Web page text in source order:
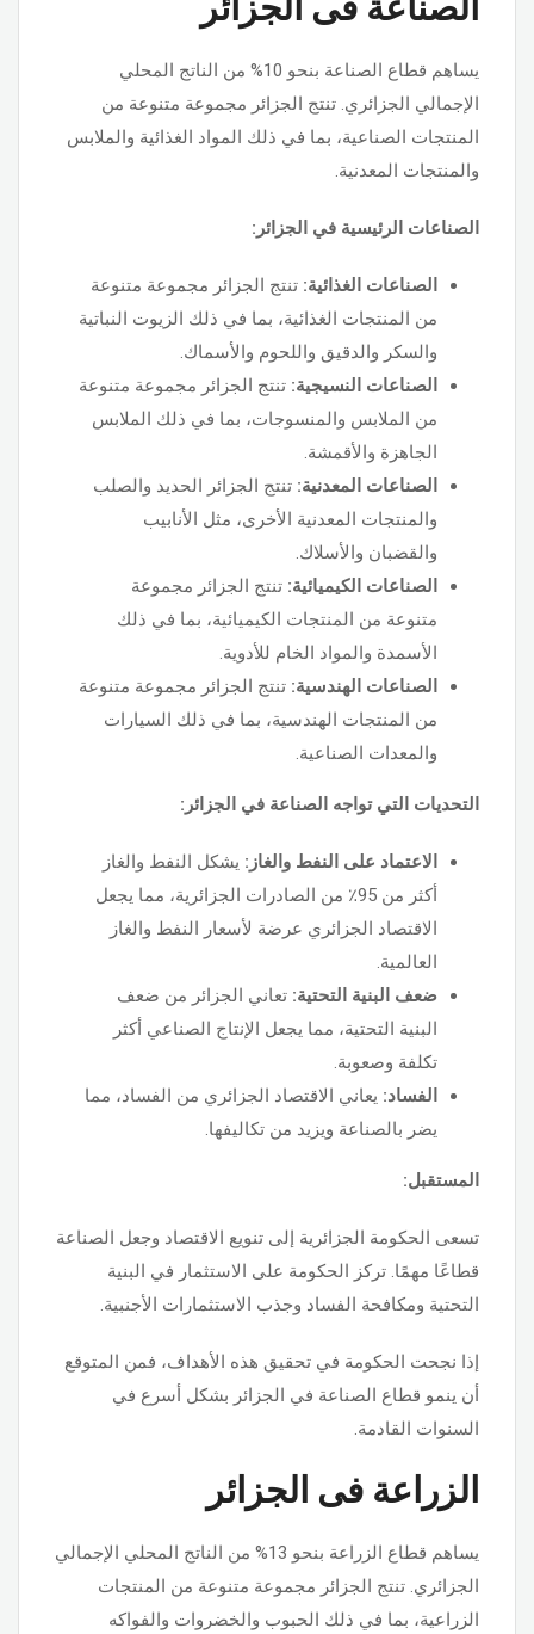
يساهم قطاع الصناعة بنحو 10% من الناتج المحلي
الإجمالي الجزائري. تنتج الجزائر مجموعة متنوعة من
المنتجات الصناعية، بما في ذلك المواد الغذائية والملابس
والمنتجات المعدنية.
الصناعات الرئيسية في الجزائر:
الصناعات الغذائية: تنتج الجزائر مجموعة متنوعة
من المنتجات الغذائية، بما في ذلك الزيوت النباتية
والسكر والدقيق واللحوم والأسماك.
الصناعات النسيجية: تنتج الجزائر مجموعة متنوعة
من الملابس والمنسوجات، بما في ذلك الملابس
الجاهزة والأقمشة.
الصناعات المعدنية: تنتج الجزائر الحديد والصلب
والمنتجات المعدنية الأخرى، مثل الأنابيب
والقضبان والأسلاك.
الصناعات الكيميائية: تنتج الجزائر مجموعة
متنوعة من المنتجات الكيميائية، بما في ذلك
الأسمدة والمواد الخام للأدوية.
الصناعات الهندسية: تنتج الجزائر مجموعة متنوعة
من المنتجات الهندسية، بما في ذلك السيارات
والمعدات الصناعية.
التحديات التي تواجه الصناعة في الجزائر:
الاعتماد على النفط والغاز: يشكل النفط والغاز
أكثر من 95٪ من الصادرات الجزائرية، مما يجعل
الاقتصاد الجزائري عرضة لأسعار النفط والغاز
العالمية.
ضعف البنية التحتية: تعاني الجزائر من ضعف
البنية التحتية، مما يجعل الإنتاج الصناعي أكثر
تكلفة وصعوبة.
الفساد: يعاني الاقتصاد الجزائري من الفساد، مما
يضر بالصناعة ويزيد من تكاليفها.
المستقبل:
تسعى الحكومة الجزائرية إلى تنويع الاقتصاد وجعل الصناعة
قطاعًا مهمًا. تركز الحكومة على الاستثمار في البنية
التحتية ومكافحة الفساد وجذب الاستثمارات الأجنبية.
إذا نجحت الحكومة في تحقيق هذه الأهداف، فمن المتوقع
أن ينمو قطاع الصناعة في الجزائر بشكل أسرع في
السنوات القادمة.
الزراعة فى الجزائر
يساهم قطاع الزراعة بنحو 13% من الناتج المحلي الإجمالي
الجزائري. تنتج الجزائر مجموعة متنوعة من المنتجات
الزراعية، بما في ذلك الحبوب والخضروات والفواكه